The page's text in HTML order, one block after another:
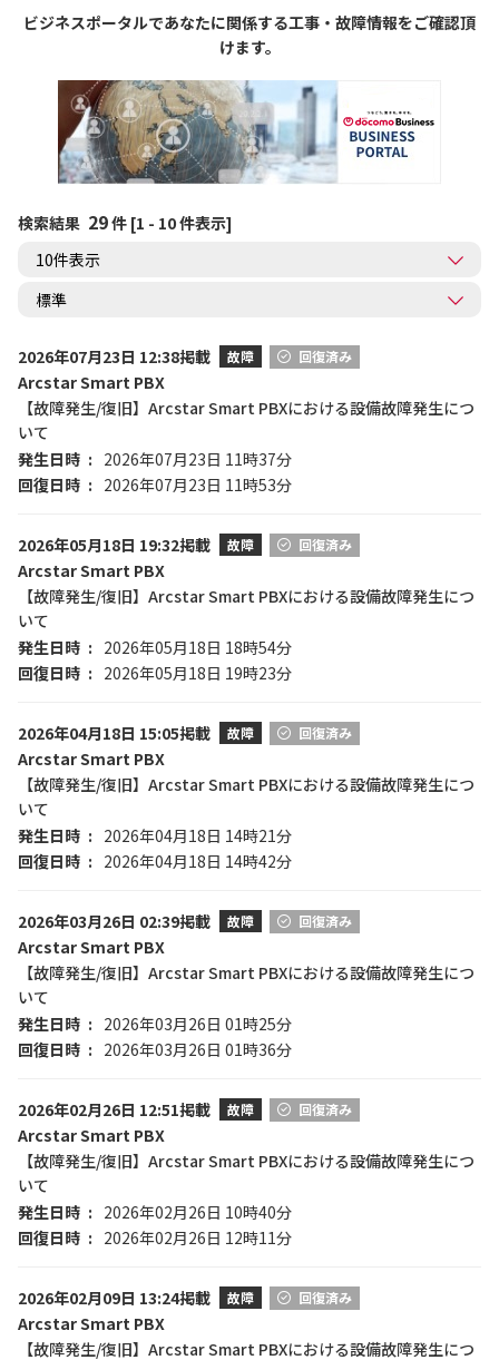
ビジネスポータルであなたに関係する工事・故障情報をご確認頂
けます。
検索結果 29件 [1 - 10 件表示]
2026年07月23日 12:38掲載 故障 回復済み
Arcstar Smart PBX
【故障発生/復旧】Arcstar Smart PBXにおける設備故障発生につ
いて
発生日時
2026年07月23日 11時37分
回復日時
2026年07月23日 11時53分
2026年05月18日 19:32掲載 故障 回復済み
Arcstar Smart PBX
【故障発生/復旧】Arcstar Smart PBXにおける設備故障発生につ
いて
発生日時
2026年05月18日 18時54分
回復日時
2026年05月18日 19時23分
2026年04月18日 15:05掲載 故障 回復済み
Arcstar Smart PBX
【故障発生/復旧】Arcstar Smart PBXにおける設備故障発生につ
いて
発生日時
2026年04月18日 14時21分
回復日時
2026年04月18日 14時42分
2026年03月26日 02:39掲載 故障 回復済み
Arcstar Smart PBX
【故障発生/復旧】Arcstar Smart PBXにおける設備故障発生につ
いて
発生日時
2026年03月26日 01時25分
回復日時
2026年03月26日 01時36分
2026年02月26日 12:51掲載 故障 回復済み
Arcstar Smart PBX
【故障発生/復旧】Arcstar Smart PBXにおける設備故障発生につ
いて
発生日時
2026年02月26日 10時40分
回復日時
2026年02月26日 12時11分
2026年02月09日 13:24掲載 故障 回復済み
Arcstar Smart PBX
【故障発生/復旧】Arcstar Smart PBXにおける設備故障発生につ